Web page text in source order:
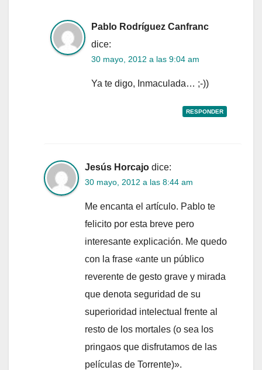
Pablo Rodríguez Canfranc
dice:
30 mayo, 2012 a las 9:04 am
Ya te digo, Inmaculada… ;-))
RESPONDER
Jesús Horcajo dice:
30 mayo, 2012 a las 8:44 am
Me encanta el artículo. Pablo te
felicito por esta breve pero
interesante explicación. Me quedo
con la frase «ante un público
reverente de gesto grave y mirada
que denota seguridad de su
superioridad intelectual frente al
resto de los mortales (o sea los
pringaos que disfrutamos de las
películas de Torrente)».